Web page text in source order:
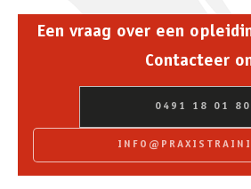
Een vraag over een
Contacteer
0491 18 01 80